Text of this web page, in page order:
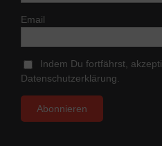
Email
Indem Du fortfährst,
Datenschutzerklärung.